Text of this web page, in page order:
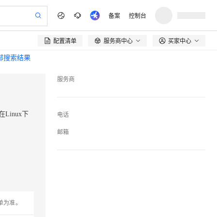
搜索结果
备案 控制台
配置清单  服务商中心 买家中心
Linux下
准。
服务商
电话
邮箱